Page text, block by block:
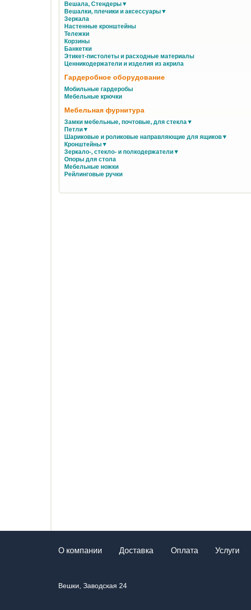
Вешала, Стендеры▼
Вешалки, плечики и аксессуары▼
Зеркала
Настенные кронштейны
Тележки
Корзины
Банкетки
Этикет-пистолеты и расходные материалы
Ценникодержатели и изделия из акрила
Гардеробное оборудование
Мобильные гардеробы
Мебельные крючки
Мебельная фурнитура
Замки мебельные, почтовые, для стекла▼
Петли▼
Шариковые и роликовые направляющие для ящиков▼
Кронштейны▼
Зеркало-, стекло- и полкодержатели▼
Опоры для стола
Мебельные ножки
Рейлинговые ручки
О компании Доставка Оплата Услуги
Вешки, Заводская 24